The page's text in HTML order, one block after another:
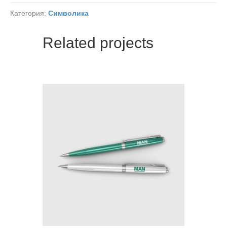
Категория: Символика
Related projects